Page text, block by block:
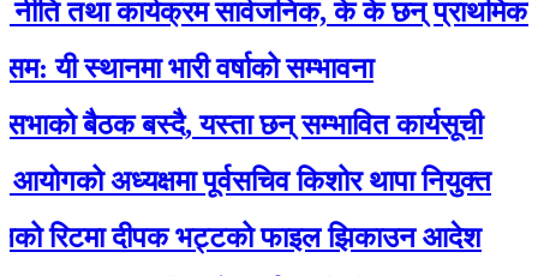
तथा कार्यक्रम सार्वजनिक, के के छन् प्राथमिकतामा
स्थानमा भारी वर्षाको सम्भावना
बैठक बस्दै, यस्ता छन् सम्भावित कार्यसूची
अध्यक्षमा पूर्वसचिव किशोर थापा नियुक्त
रिटमा दीपक भट्टको फाइल झिकाउन आदेश